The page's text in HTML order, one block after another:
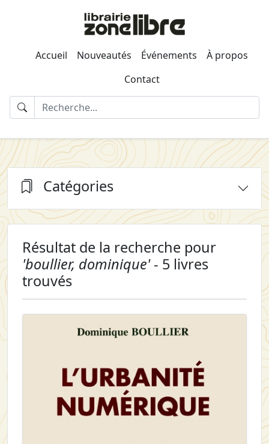
Accueil Nouveautés Événements
À propos
Contact
Catégories
Résultat de la recherche pour
'boullier, dominique'- 5 livres
trouvés